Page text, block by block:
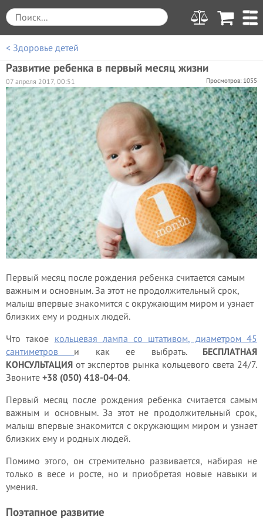
< Здоровье детей
Развитие ребенка в первый месяц жизни
Просмотров: 1055
07 апреля 2017, 00:51
Первый месяц после рождения ребенка считается самым
важным и основным. За этот не продолжительный срок,
малыш впервые знакомится с окружающим миром и узнает
близких ему и родных людей.
Что такое кольцевая лампа со штативом, диаметром 45
сантиметров и как ее выбрать. БЕСПЛАТНАЯ
КОНСУЛЬТАЦИЯ от экспертов рынка кольцевого света 24/7.
Звоните +38 (050) 418-04-04.
Первый месяц после рождения ребенка считается самым
важным и основным. За этот не продолжительный срок,
малыш впервые знакомится с окружающим миром и узнает
близких ему и родных людей.
Помимо этого, он стремительно развивается, набирая не
только в весе и росте, но и приобретая новые навыки и
умения.
Поэтапное развитие